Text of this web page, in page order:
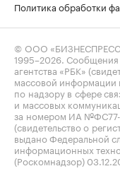
Политика обработки
© ООО
1995–2026.
агентства «РБК»
массовой информации
по надзору в сфере
и массовых
за номером ИА №ФС77-
(свидетельство о
выдано Федеральной
информационных
(Роскомнадзор)